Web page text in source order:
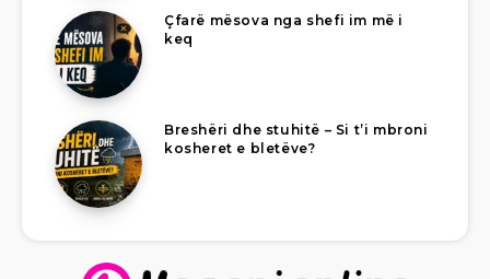
Çfarë mësova nga shefi im më i
keq
Breshëri dhe stuhitë – Si t’i mbroni
kosheret e bletëve?